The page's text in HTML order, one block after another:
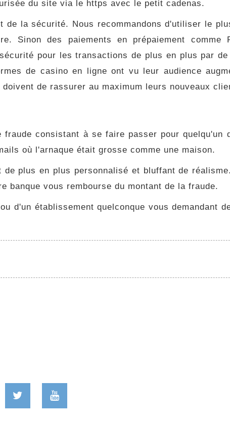
du site via le https avec le petit cadenas.
de la sécurité. Nous recommandons d'utiliser le
Sinon des paiements en prépaiement comme
pour les transactions de plus en plus par de
de casino en ligne ont vu leur audience
de rassurer au maximum leurs nouveaux
consistant à se faire passer pour quelqu'un
où l'arnaque était grosse comme une maison.
plus en plus personnalisé et bluffant de
vous rembourse du montant de la fraude.
d'un établissement quelconque vous demandant